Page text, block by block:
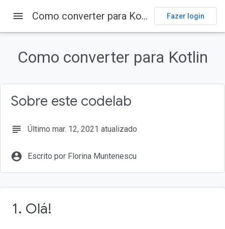
menu Como converter para Kotlin Fazer login
Como converter para Kotlin
Sobre este codelab
subject Último mar. 12, 2021 atualizado
account_circle Escrito por Florina Muntenescu
1. Olá!